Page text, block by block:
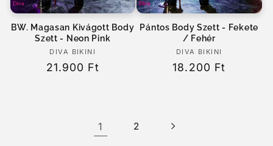
BW. Magasan Kivágott Body
Szett - Neon Pink
Forgalmazó:
DIVA BIKINI
Normál
21.900 Ft
Pántos Body Szett - Fekete
/ Fehér
Forgalmazó:
DIVA BIKINI
Normál
18.200 Ft
1 2